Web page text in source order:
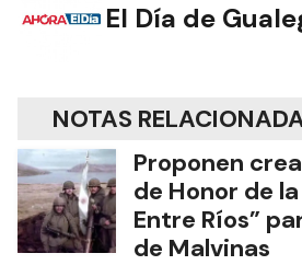
El Día de
NOTAS
Proponen
de Honor de
Entre Ríos”
de Malvinas